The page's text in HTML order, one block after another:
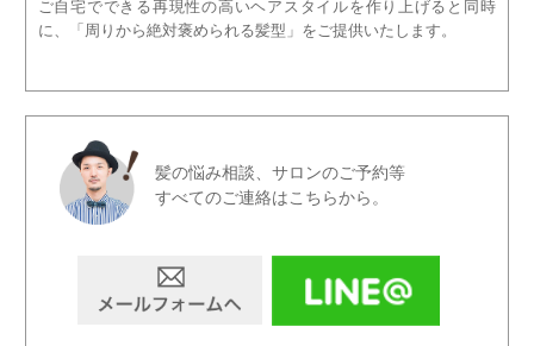
ご自宅でできる再現性の高いヘアスタイルを作り上げると同時
に、「周りから絶対褒められる髪型」をご提供いたします。
髪の悩み相談、サロンのご予約等
すべてのご連絡はこちらから。